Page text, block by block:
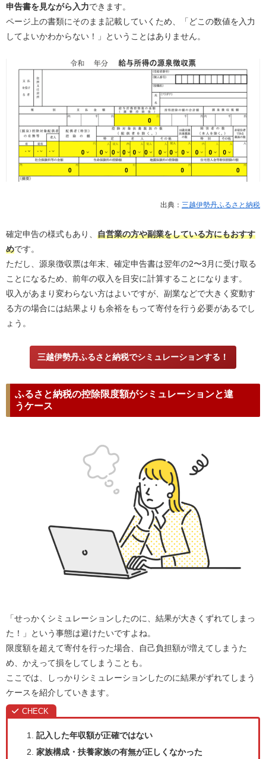
申告書を見ながら入力できます。
ページ上の書類にそのまま記載していくため、「どこの数値を入力
してよいかわからない！」ということはありません。
出典： 三越伊勢丹ふるさと納税
確定申告の様式もあり、 自営業の方や副業をしている方にもおすす
めです。
ただし、源泉徴収票は年末、確定申告書は翌年の2〜3月に受け取る
ことになるため、前年の収入を目安に計算することになります。
収入があまり変わらない方はよいですが、副業などで大きく変動す
る方の場合には結果よりも余裕をもって寄付を行う必要があるでし
ょう。
三越伊勢丹ふるさと納税でシミュレーションする！
ふるさと納税の控除限度額がシミュレーションと違
うケース
「せっかくシミュレーションしたのに、結果が大きくずれてしまっ
た！」という事態は避けたいですよね。
限度額を超えて寄付を行った場合、自己負担額が増えてしまうた
め、かえって損をしてしまうことも。
ここでは、しっかりシミュレーションしたのに結果がずれてしまう
ケースを紹介していきます。
記入した年収額が正確ではない
家族構成・扶養家族の有無が正しくなかった